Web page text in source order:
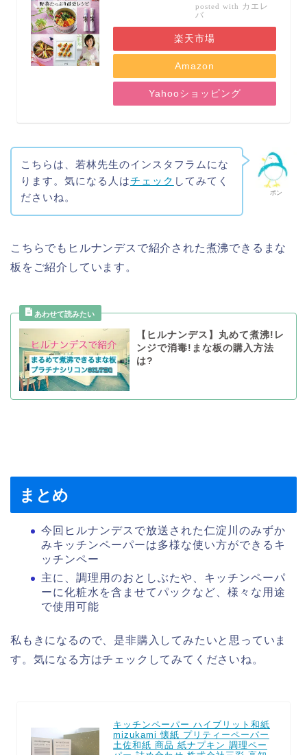
posted with カエレ
バ
楽天市場
Amazon
Yahooショッピング
ポン
こちらは、若林先生のインスタフラムにな
ります。気になる人はチェック してみてく
ださいね。
こちらでもヒルナンデスで紹介された煮沸できるまな
板をご紹介しています。
【ヒルナンデス】丸めて煮沸!レ
ンジで消毒!まな板の購入方法
は?
まとめ
今回ヒルナンデスで放送された仁淀川のみずか
みキッチンペーパーは多様な使い方ができるキ
ッチンペー
主に、調理用のおとしぶたや、キッチンペーパ
ーに化粧水を含ませてパックなど、様々な用途
で使用可能
私もきになるので、是非購入してみたいと思っていま
す。気になる方はチェックしてみてくださいね。
キッチンペーパー ハイブリット和紙
mizukami 懐紙 プリティーペーパー
土佐和紙 商品 紙ナプキン 調理ペー